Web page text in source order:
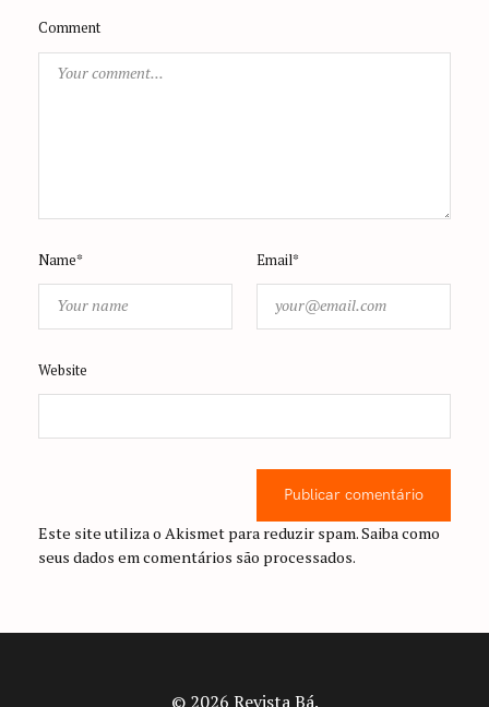
Comment
Name* Email*
Website
Publicar comentário
Este site utiliza o Akismet para reduzir spam.Saiba como
seus dados em comentários são processados.
© 2026 Revista Bá.